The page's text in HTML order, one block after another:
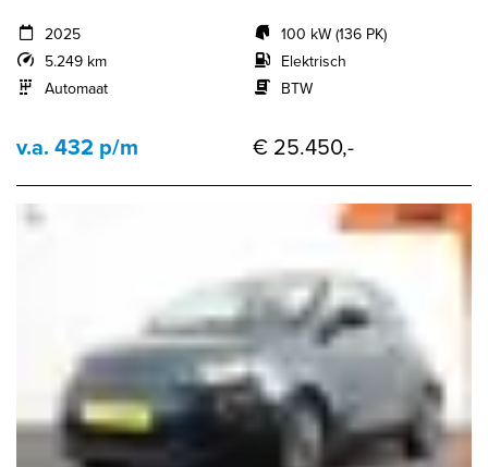
2025
5.249 km
Automaat
100 kW (136 PK)
Elektrisch
BTW
v.a. 432 p/m € 25.450,-